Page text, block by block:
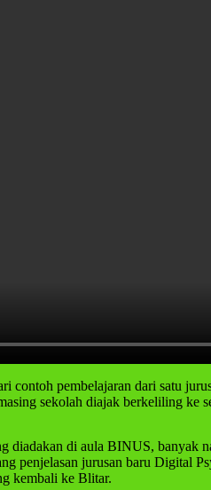
contoh pembelajaran dari satu
sekolah diajak berkeliling ke
di aula BINUS, banyak
penjelasan jurusan baru Digital
kembali ke Blitar.